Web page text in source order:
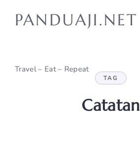
PANDUAJI.NET
Travel – Eat – Repeat
TAG
Catatan